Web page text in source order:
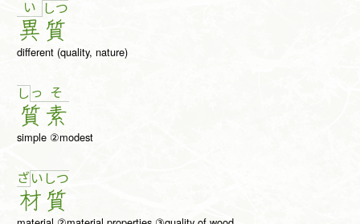
い
異
しつ
質
different (quality, nature)
し っ
質
そ
素
simple ②modest
ざい
材
しつ
質